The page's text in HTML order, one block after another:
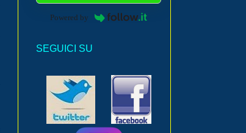
Powered by
SEGUICI SU